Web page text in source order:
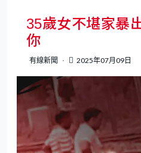
35歲女不堪家暴
你
有線新聞 2025年07月09日